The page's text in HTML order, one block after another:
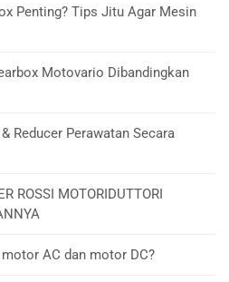
Penting? Tips Jitu Agar Mesin
Motovario Dibandingkan
Reducer Perawatan Secara
ROSSI MOTORIDUTTORI
AC dan motor DC?